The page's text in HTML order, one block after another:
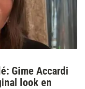
Gime Accardi
look en